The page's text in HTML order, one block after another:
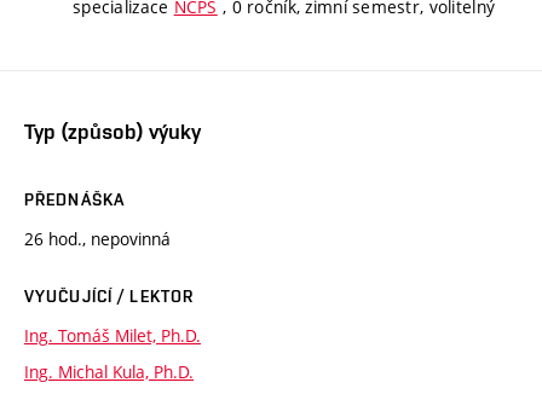
specializace NCPS , 0 ročník, zimní semestr, volitelný
Typ (způsob) výuky
PŘEDNÁŠKA
26 hod., nepovinná
VYUČUJÍCÍ / LEKTOR
Ing. Tomáš Milet, Ph.D.
Ing. Michal Kula, Ph.D.